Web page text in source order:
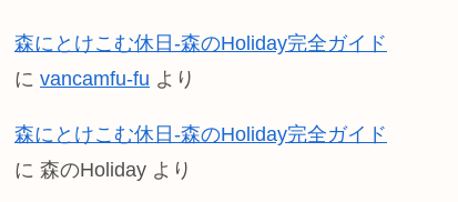
森にとけこむ休日-森のHoliday完全ガイド
に vancamfu-fu より
森にとけこむ休日-森のHoliday完全ガイド
に 森のHoliday より